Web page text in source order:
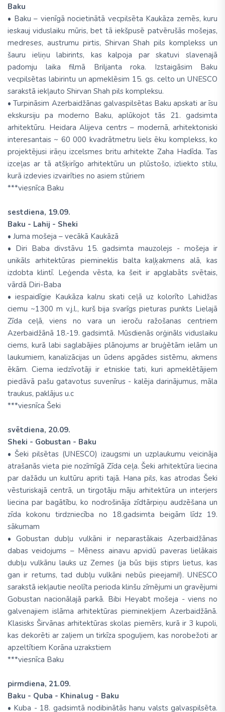
Baku
• Baku – vienīgā nocietinātā vecpilsēta Kaukāza zemēs, kuru
ieskauj viduslaiku mūris, bet tā iekšpusē patvērušās mošejas,
medreses, austrumu pirtis, Shirvan Shah pils komplekss un
šauru ieliņu labirints, kas kalpoja par skatuvi slavenajā
padomju laika filmā Briljanta roka. Izstaigāsim Baku
vecpilsētas labirintu un apmeklēsim 15. gs. celto un UNESCO
sarakstā iekļauto Shirvan Shah pils kompleksu.
• Turpināsim Azerbaidžānas galvaspilsētas Baku apskati ar īsu
ekskursiju pa moderno Baku, aplūkojot tās 21. gadsimta
arhitektūru. Heidara Alijeva centrs – modernā, arhitektoniski
interesantais ~ 60 000 kvadrātmetru liels ēku komplekss, ko
projektējusi irāņu izcelsmes britu arhitekte Zaha Hadīda. Tas
izceļas ar tā atšķirīgo arhitektūru un plūstošo, izliekto stilu,
kurā izdevies izvairīties no asiem stūriem
***viesnīca Baku
sestdiena, 19.09.
Baku - Lahij - Sheki
• Juma mošeja – vecākā Kaukāzā
• Diri Baba divstāvu 15. gadsimta mauzolejs - mošeja ir
unikāls arhitektūras piemineklis balta kaļķakmens alā, kas
izdobta klintī. Leģenda vēsta, ka šeit ir apglabāts svētais,
vārdā Diri-Baba
• iespaidīgie Kaukāza kalnu skati ceļā uz kolorīto Lahidžas
ciemu ~1300 m v.j.l., kurš bija svarīgs pieturas punkts Lielajā
Zīda ceļā, viens no vara un ieroču ražošanas centriem
Azerbaidžānā 18.-19. gadsimtā. Mūsdienās orģināls viduslaiku
ciems, kurā labi saglabājies plānojums ar bruģētām ielām un
laukumiem, kanalizācijas un ūdens apgādes sistēmu, akmens
ēkām. Ciema iedzīvotāji ir etniskie tati, kuri apmeklētājiem
piedāvā pašu gatavotus suvenīrus - kalēja darinājumus, māla
traukus, paklājus u.c
***viesnīca Šeki
svētdiena, 20.09.
Sheki - Gobustan - Baku
• Šeki pilsētas (UNESCO) izaugsmi un uzplaukumu veicināja
atrašanās vieta pie nozīmīgā Zīda ceļa. Šeki arhitektūra liecina
par dažādu un kultūru apriti tajā. Hana pils, kas atrodas Šeki
vēsturiskajā centrā, un tirgotāju māju arhitektūra un interjers
liecina par bagātību, ko nodrošināja zīdtārpiņu audzēšana un
zīda kokonu tirdzniecība no 18.gadsimta beigām līdz 19.
sākumam
• Gobustan dubļu vulkāni ir neparastākais Azerbaidžānas
dabas veidojums – Mēness ainavu apvidū paveras lielākais
dubļu vulkānu lauks uz Zemes (ja būs bijis stiprs lietus, kas
gan ir retums, tad dubļu vulkāni nebūs pieejami!). UNESCO
sarakstā iekļautie neolīta perioda klinšu zīmējumi un gravējumi
Gobustan nacionālajā parkā. Bibi Heyabt mošeja - viens no
galvenajiem islāma arhitektūras pieminekļiem Azerbaidžānā.
Klasisks Širvānas arhitektūras skolas piemērs, kurā ir 3 kupoli,
kas dekorēti ar zaļiem un tirkīza spoguļiem, kas norobežoti ar
apzeltītiem Korāna uzrakstiem
***viesnīca Baku
pirmdiena, 21.09.
Baku - Quba - Khinalug - Baku
• Kuba - 18. gadsimtā nodibinātās hanu valsts galvaspilsēta.